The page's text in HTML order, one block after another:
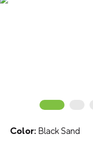
Black Sand